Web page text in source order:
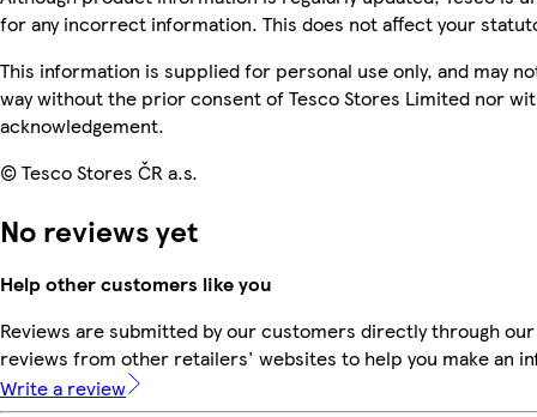
for any incorrect information. This does not affect your
This information is supplied for personal use only, and may
way without the prior consent of Tesco Stores Limited nor
acknowledgement.
© Tesco Stores ČR a.s.
No reviews yet
Help other customers like you
Reviews are submitted by our customers directly through
reviews from other retailers' websites to help you make an
Write a review